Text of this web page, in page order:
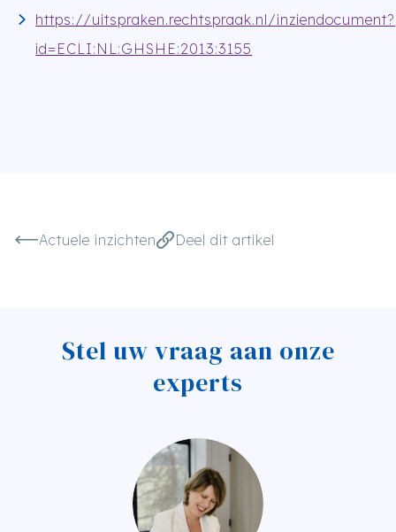
https://uitspraken.rechtspraak.nl/inziendocument?
id=ECLI:NL:GHSHE:2013:3155
Actuele inzichten Deel dit artikel
Stel uw vraag aan onze
experts